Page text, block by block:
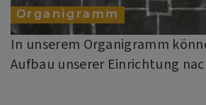
Organigramm
In unserem Organigramm
Aufbau unserer Einrichtung